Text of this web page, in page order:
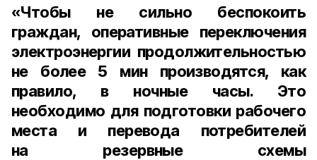
«Чтобы не сильно беспокоить
граждан, оперативные переключения
электроэнергии продолжительностью
не более 5 мин производятся, как
правило, в ночные часы. Это
необходимо для подготовки рабочего
места и перевода потребителей
на резервные схемы